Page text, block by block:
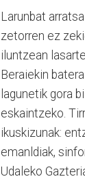
Larunbat
zetorren ez
iluntzean
Beraiekin
lagunetik gora
eskaintzeko.
ikuskizunak:
emanldiak,
Udaleko